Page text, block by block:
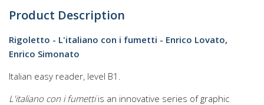
Product Description
Rigoletto - L'italiano con i fumetti - Enrico Lovato,
Enrico Simonato
Italian easy reader, level B1.
L'italiano con i fumettiis an innovative series of graphic